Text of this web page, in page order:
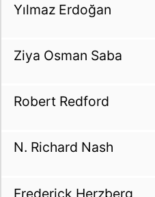
Yılmaz Erdoğan
Ziya Osman Saba
Robert Redford
N. Richard Nash
Frederick Herzberg